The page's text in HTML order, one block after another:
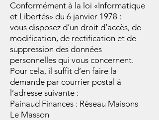
Conformément à la loi «Informatique
et Libertés» du 6 janvier 1978 :
vous disposez d’un droit d’accès, de
modification, de rectification et de
suppression des données
personnelles qui vous concernent.
Pour cela, il suffit d’en faire la
demande par courrier postal à
l’adresse suivante :
Painaud Finances : Réseau Maisons
Le Masson